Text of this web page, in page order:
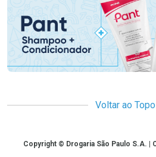
Voltar ao Topo
CopyrightCopyright © Drogaria São Paulo S.A. |